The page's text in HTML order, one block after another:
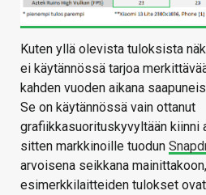
Kuten yllä olevista tuloksista
ei käytännössä tarjoa
kahden vuoden aikana
Se on käytännössä vain ottanut
grafiikkasuorituskyvyltään kiinni
sitten markkinoille tuodun
arvoisena seikkana
esimerkkilaitteiden tulokset